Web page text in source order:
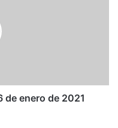
de enero de 2021